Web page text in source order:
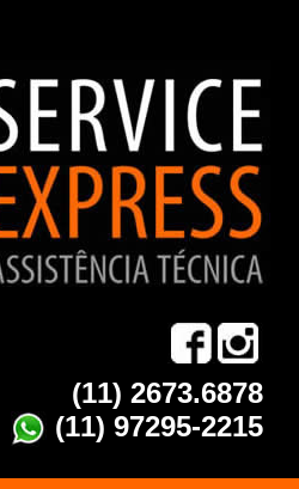
(11) 2673.6878
(11) 97295-2215